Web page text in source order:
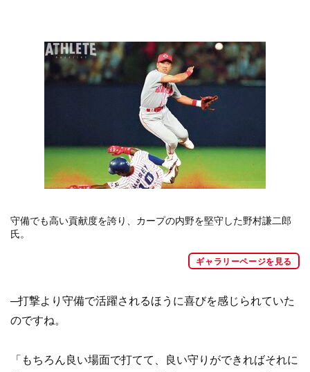
守備でも高い貢献度を誇り、カープの内野を堅守した野村謙二郎
氏。
ギャラリーページを見る
─打撃より守備で活躍されるほうに喜びを感じられていた
のですね。
「もちろん良い場面で打てて、良い守りができればそれに